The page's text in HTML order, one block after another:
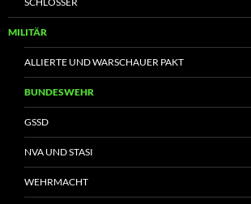
MILITÄR
ALLIERTE UND WARSCHAUER PAKT
BUNDESWEHR
GSSD
NVA UND STASI
WEHRMACHT